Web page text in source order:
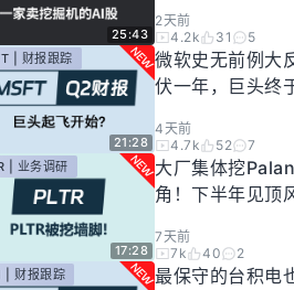
25:43
2天前
4.2k
31 5
21:28
| 财报跟踪
微软史无前例大
伏一年，巨头终
4天前
4.7k
52 7
17:28
| 业务调研
大厂集体挖
角！下半年见顶
还要投资吗？
7天前
7k
40 2
| 财报跟踪
最保守的台积电